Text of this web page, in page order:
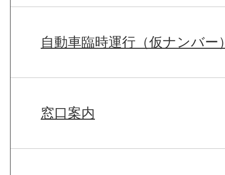
自動車臨時運行（仮ナンバー
窓口案内